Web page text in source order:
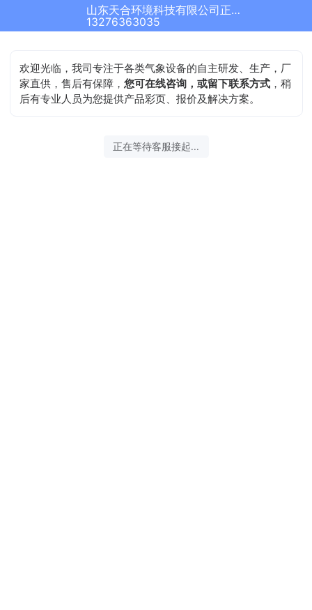
山东天合环境科技有限公司正在为您服务
13276363035
欢迎光临，我司专注于各类气象设备的自主研发、生产，厂
家直供，售后有保障，您可在线咨询，或留下联系方式 ，稍
后有专业人员为您提供产品彩页、报价及解决方案。
正在等待客服接起...